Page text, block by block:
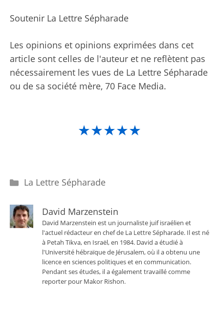
Soutenir La Lettre Sépharade
Les opinions et opinions exprimées dans cet
article sont celles de l'auteur et ne reflètent pas
nécessairement les vues de La Lettre Sépharade
ou de sa société mère, 70 Face Media.
★★★★★
Catégories
La Lettre Sépharade
David Marzenstein
David Marzenstein est un journaliste juif israélien et
l'actuel rédacteur en chef de La Lettre Sépharade. Il est né
à Petah Tikva, en Israël, en 1984. David a étudié à
l'Université hébraïque de Jérusalem, où il a obtenu une
licence en sciences politiques et en communication.
Pendant ses études, il a également travaillé comme
reporter pour Makor Rishon.